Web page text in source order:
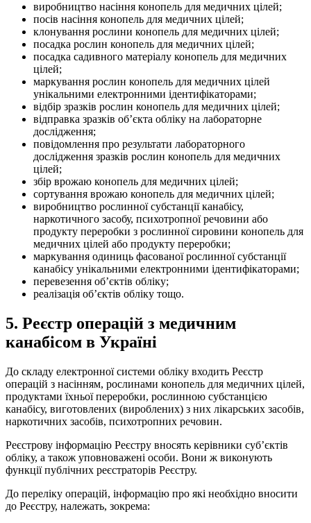
виробництво насіння конопель для медичних цілей;
посів насіння конопель для медичних цілей;
клонування рослини конопель для медичних цілей;
посадка рослин конопель для медичних цілей;
посадка садивного матеріалу конопель для медичних
цілей;
маркування рослин конопель для медичних цілей
унікальними електронними ідентифікаторами;
відбір зразків рослин конопель для медичних цілей;
відправка зразків об’єкта обліку на лабораторне
дослідження;
повідомлення про результати лабораторного
дослідження зразків рослин конопель для медичних
цілей;
збір врожаю конопель для медичних цілей;
сортування врожаю конопель для медичних цілей;
виробництво рослинної субстанції канабісу,
наркотичного засобу, психотропної речовини або
продукту переробки з рослинної сировини конопель для
медичних цілей або продукту переробки;
маркування одиниць фасованої рослинної субстанції
канабісу унікальними електронними ідентифікаторами;
перевезення об’єктів обліку;
реалізація об’єктів обліку тощо.
5. Реєстр операцій з медичним
канабісом в Україні
До складу електронної системи обліку входить Реєстр
операцій з насінням, рослинами конопель для медичних цілей,
продуктами їхньої переробки, рослинною субстанцією
канабісу, виготовлених (вироблених) з них лікарських засобів,
наркотичних засобів, психотропних речовин.
Реєстрову інформацію Реєстру вносять керівники суб’єктів
обліку, а також уповноважені особи. Вони ж виконують
функції публічних реєстраторів Реєстру.
До переліку операцій, інформацію про які необхідно вносити
до Реєстру, належать, зокрема: